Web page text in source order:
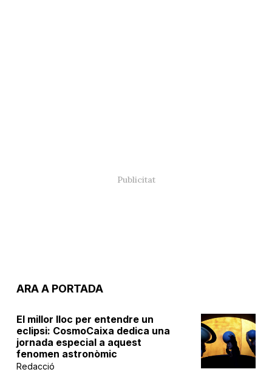
ARA A PORTADA
El millor lloc per entendre un
eclipsi: CosmoCaixa dedica una
jornada especial a aquest
fenomen astronòmic
Redacció